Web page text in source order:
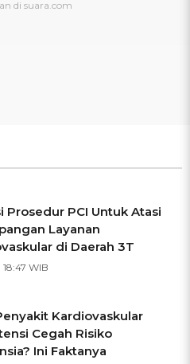
Prosedur PCI Untuk Atasi
Layanan
di Daerah 3T
| 18:47 WIB
Kardiovaskular
Cegah Risiko
Ini Faktanya